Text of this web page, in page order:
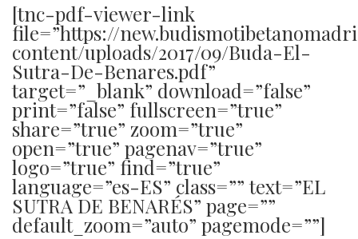
[tnc-pdf-viewer-link
file=”https://
content/uploads/2017/09/Buda-El-
Sutra-De-Benares.pdf”
target=”_blank” download=”false”
print=”false” fullscreen=”true”
share=”true” zoom=”true”
open=”true” pagenav=”true”
logo=”true” find=”true”
language=”es-ES” class=”” text=”EL
SUTRA DE BENARÉS” page=””
default_zoom=”auto” pagemode=””]